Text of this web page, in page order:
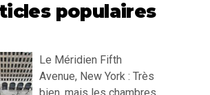
populaires
Le Méridien Fifth
Avenue, New York : Très